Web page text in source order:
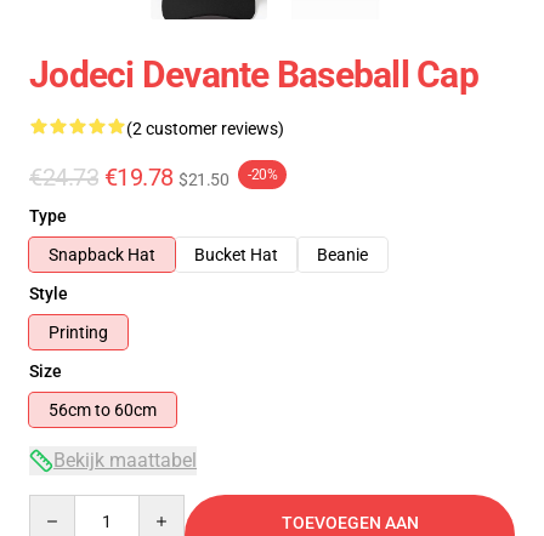
Jodeci Devante Baseball Cap
(2 customer reviews)
€24.73 €19.78 $21.50 -20%
Type
Snapback Hat
Bucket Hat
Beanie
Style
Printing
Size
56cm to 60cm
Bekijk maattabel
TOEVOEGEN AAN